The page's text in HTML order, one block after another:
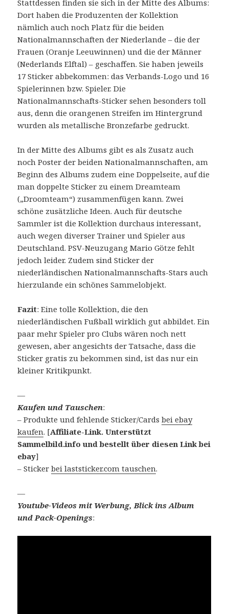
Stattdessen finden sie sich in der Mitte des Albums:
Dort haben die Produzenten der Kollektion
nämlich auch noch Platz für die beiden
Nationalmannschaften der Niederlande – die der
Frauen (Oranje Leeuwinnen) und die der Männer
(Nederlands Elftal) – geschaffen. Sie haben jeweils
17 Sticker abbekommen: das Verbands-Logo und 16
Spielerinnen bzw. Spieler. Die
Nationalmannschafts-Sticker sehen besonders toll
aus, denn die orangenen Streifen im Hintergrund
wurden als metallische Bronzefarbe gedruckt.
In der Mitte des Albums gibt es als Zusatz auch
noch Poster der beiden Nationalmannschaften, am
Beginn des Albums zudem eine Doppelseite, auf die
man doppelte Sticker zu einem Dreamteam
(„Droomteam“) zusammenfügen kann. Zwei
schöne zusätzliche Ideen. Auch für deutsche
Sammler ist die Kollektion durchaus interessant,
auch wegen diverser Trainer und Spieler aus
Deutschland. PSV-Neuzugang Mario Götze fehlt
jedoch leider. Zudem sind Sticker der
niederländischen Nationalmannschafts-Stars auch
hierzulande ein schönes Sammelobjekt.
Fazit: Eine tolle Kollektion, die den
niederländischen Fußball wirklich gut abbildet. Ein
paar mehr Spieler pro Clubs wären noch nett
gewesen, aber angesichts der Tatsache, dass die
Sticker gratis zu bekommen sind, ist das nur ein
kleiner Kritikpunkt.
—
Kaufen und Tauschen:
– Produkte und fehlende Sticker/Cardsbei ebay
kaufen. [Affiliate-Link. Unterstützt
Sammelbild.info und bestellt über diesen Link bei
ebay]
– Stickerbei laststicker.com tauschen.
—
Youtube-Videos mit Werbung, Blick ins Album
und Pack-Openings: